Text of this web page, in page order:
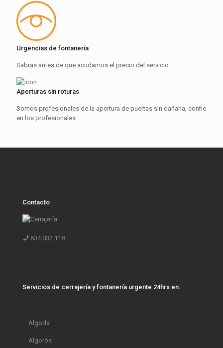
Urgencias de fontanería
Sabras antes de que acudamos el precio del servicio
Aperturas sin roturas
Somos profesionales de la apertura de puertas sin dañarla, confie
en los profesionales
Contacto
634 032 118
Servicios de cerrajería y fontanería urgente 24hrs en:
Algoda
Algorós